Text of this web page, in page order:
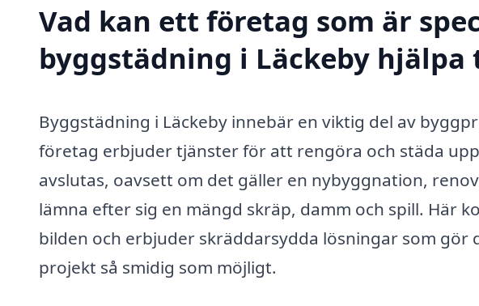
Vad kan ett företag som är
byggstädning i Läckeby hjälpa
Byggstädning i Läckeby innebär en viktig del av
företag erbjuder tjänster för att rengöra och städa
avslutas, oavsett om det gäller en nybyggnation,
lämna efter sig en mängd skräp, damm och spill. Här
bilden och erbjuder skräddarsydda lösningar som
projekt så smidig som möjligt.